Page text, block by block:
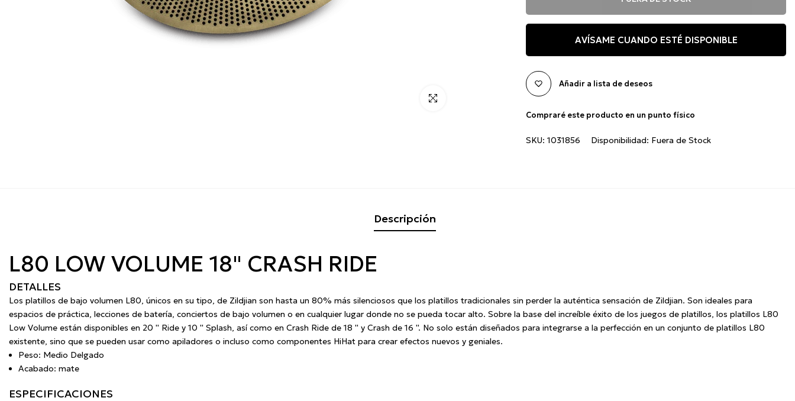
Click para alargar
AVÍSAME CUANDO ESTÉ DISPONIBLE
Añadir a lista de deseos
Compraré este producto en un punto físico
SKU: 1031856 Disponibilidad: Fuera de Stock
Descripción
L80 LOW VOLUME 18" CRASH RIDE
DETALLES
Los platillos de bajo volumen L80, únicos en su tipo, de Zildjian son hasta un 80% más silenciosos que los platillos tradicionales sin perder la auténtica sensación de Zildjian. Son ideales para
espacios de práctica, lecciones de batería, conciertos de bajo volumen o en cualquier lugar donde no se pueda tocar alto. Sobre la base del increíble éxito de los juegos de platillos, los platillos L80
Low Volume están disponibles en 20 '' Ride y 10 '' Splash, así como en Crash Ride de 18 '' y Crash de 16 ''. No solo están diseñados para integrarse a la perfección en un conjunto de platillos L80
existente, sino que se pueden usar como apiladores o incluso como componentes HiHat para crear efectos nuevos y geniales.
Peso: Medio Delgado
Acabado: mate
ESPECIFICACIONES